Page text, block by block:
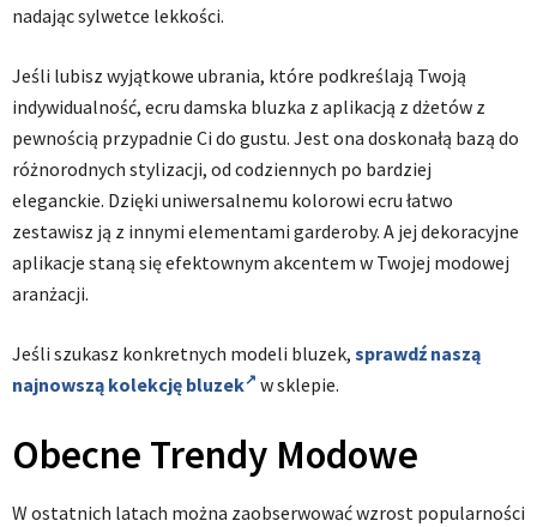
nadając sylwetce lekkości.
Jeśli lubisz wyjątkowe ubrania, które podkreślają Twoją
indywidualność, ecru damska bluzka z aplikacją z dżetów z
pewnością przypadnie Ci do gustu. Jest ona doskonałą bazą do
różnorodnych stylizacji, od codziennych po bardziej
eleganckie. Dzięki uniwersalnemu kolorowi ecru łatwo
zestawisz ją z innymi elementami garderoby. A jej dekoracyjne
aplikacje staną się efektownym akcentem w Twojej modowej
aranżacji.
Jeśli szukasz konkretnych modeli bluzek, sprawdź naszą
najnowszą kolekcję bluzek
w sklepie.
Obecne Trendy Modowe
W ostatnich latach można zaobserwować wzrost popularności